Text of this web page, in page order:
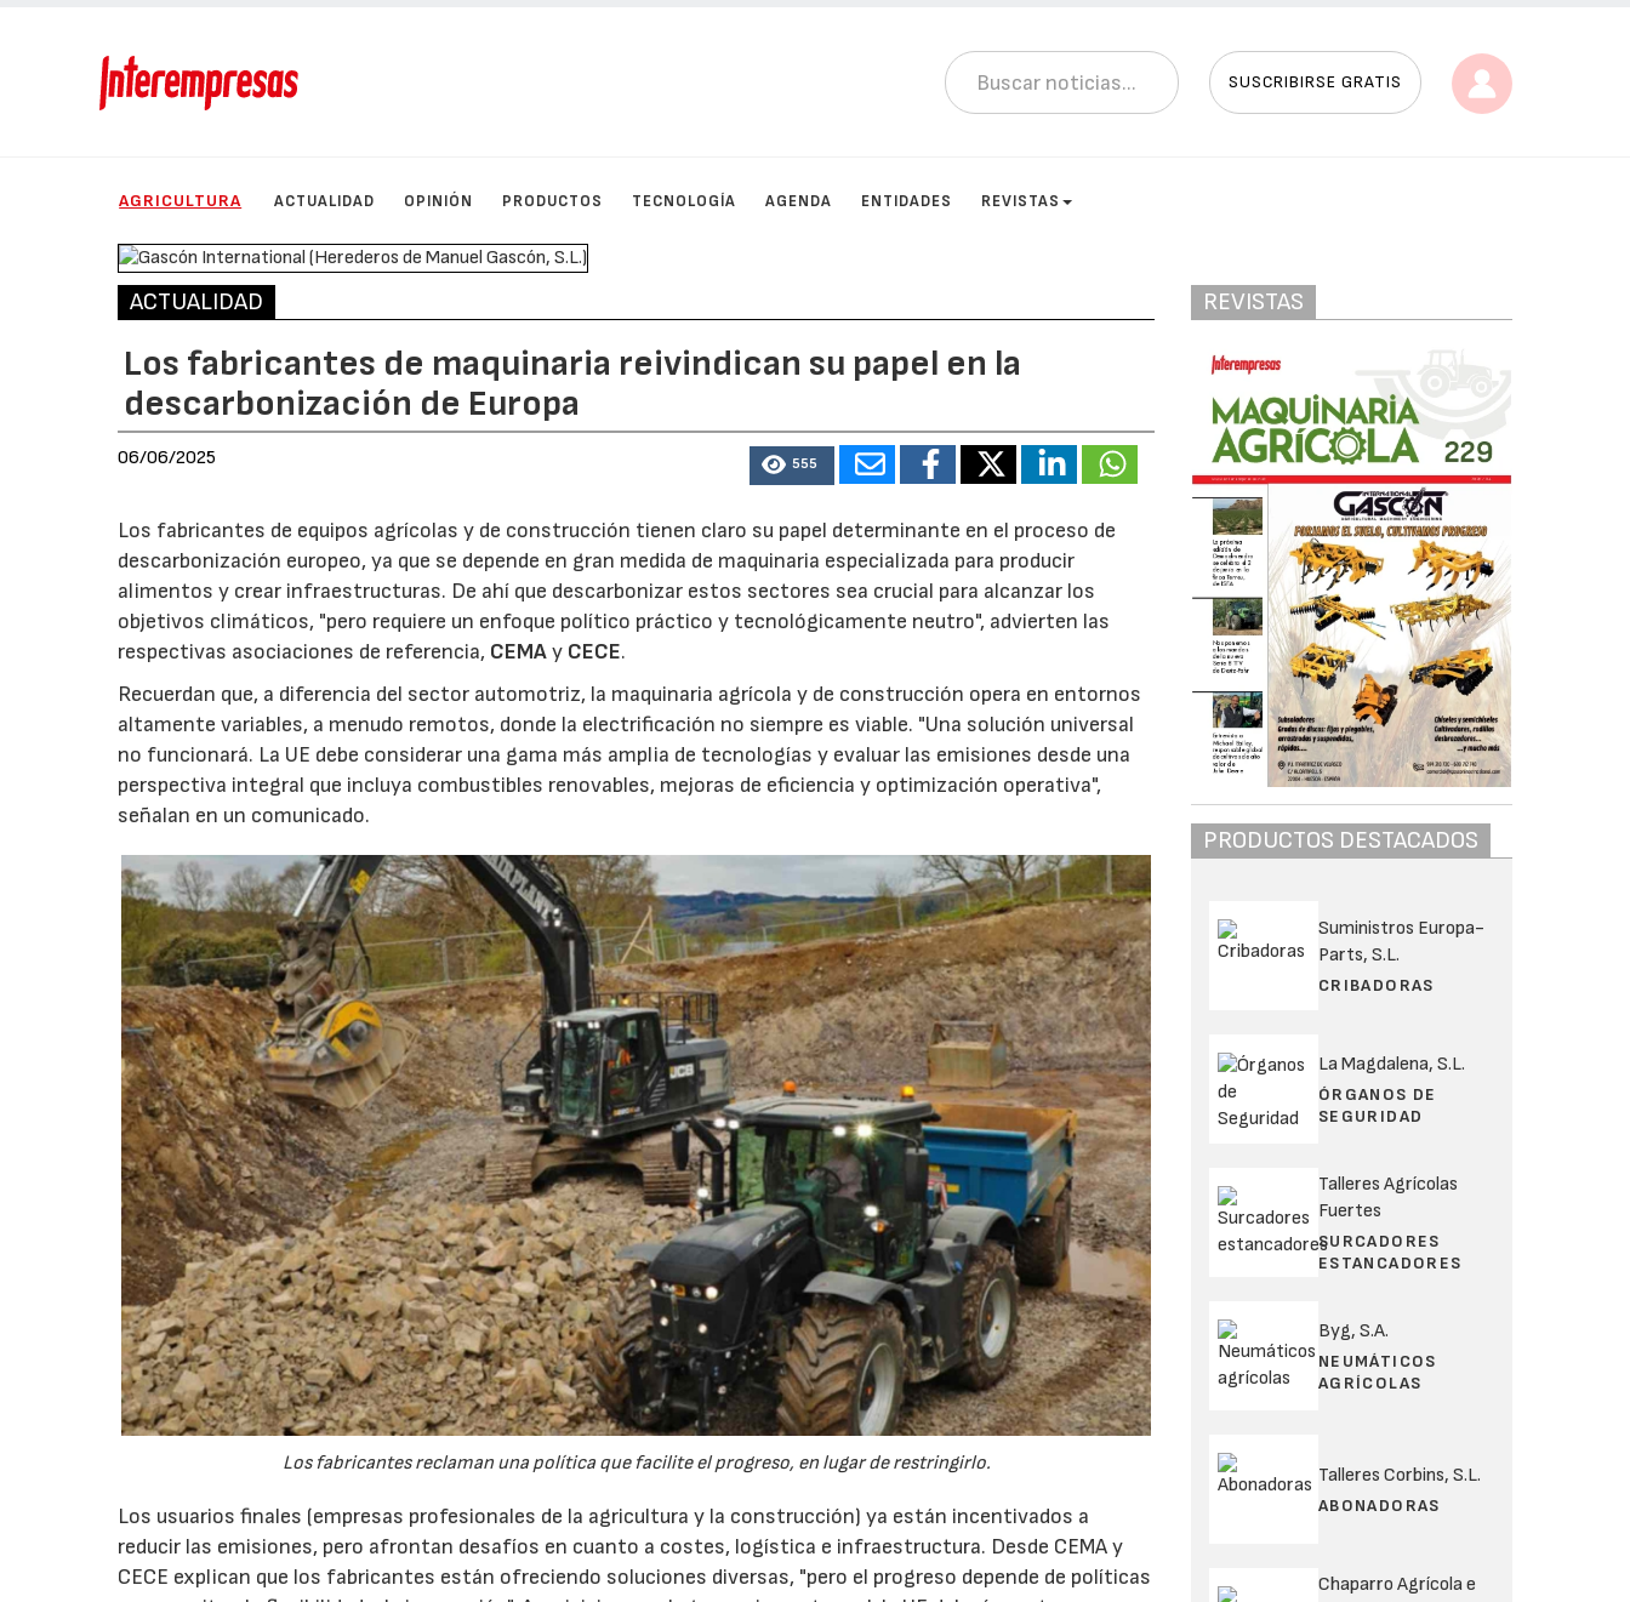
SUSCRIBIRSE GRATIS
AGRICULTURA ACTUALIDAD OPINIÓN PRODUCTOS TECNOLOGÍA AGENDA ENTIDADES REVISTAS
ACTUALIDAD
Los fabricantes de maquinaria reivindican su papel en la
descarbonización de Europa
06/06/2025 555
Los fabricantes de equipos agrícolas y de construcción tienen claro su papel determinante en el proceso de
descarbonización europeo, ya que se depende en gran medida de maquinaria especializada para producir
alimentos y crear infraestructuras. De ahí que descarbonizar estos sectores sea crucial para alcanzar los
objetivos climáticos, "pero requiere un enfoque político práctico y tecnológicamente neutro", advierten las
respectivas asociaciones de referencia, CEMAy CECE.
Recuerdan que, a diferencia del sector automotriz, la maquinaria agrícola y de construcción opera en entornos
altamente variables, a menudo remotos, donde la electrificación no siempre es viable. "Una solución universal
no funcionará. La UE debe considerar una gama más amplia de tecnologías y evaluar las emisiones desde una
perspectiva integral que incluya combustibles renovables, mejoras de eficiencia y optimización operativa",
señalan en un comunicado.
Los fabricantes reclaman una política que facilite el progreso, en lugar de restringirlo.
Los usuarios finales (empresas profesionales de la agricultura y la construcción) ya están incentivados a
reducir las emisiones, pero afrontan desafíos en cuanto a costes, logística e infraestructura. Desde CEMA y
CECE explican que los fabricantes están ofreciendo soluciones diversas, "pero el progreso depende de políticas
REVISTAS
PRODUCTOS DESTACADOS
Suministros Europa-
Parts, S.L.
CRIBADORAS
La Magdalena, S.L.
ÓRGANOS DE
SEGURIDAD
Talleres Agrícolas
Fuertes
SURCADORES
ESTANCADORES
Byg, S.A.
NEUMÁTICOS
AGRÍCOLAS
Talleres Corbins, S.L.
ABONADORAS
Chaparro Agrícola e